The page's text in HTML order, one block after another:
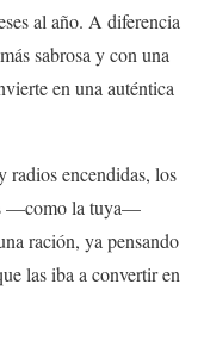
al año. A diferencia
sabrosa y con una
en una auténtica
radios encendidas, los
—como la tuya—
ración, ya pensando
las iba a convertir en